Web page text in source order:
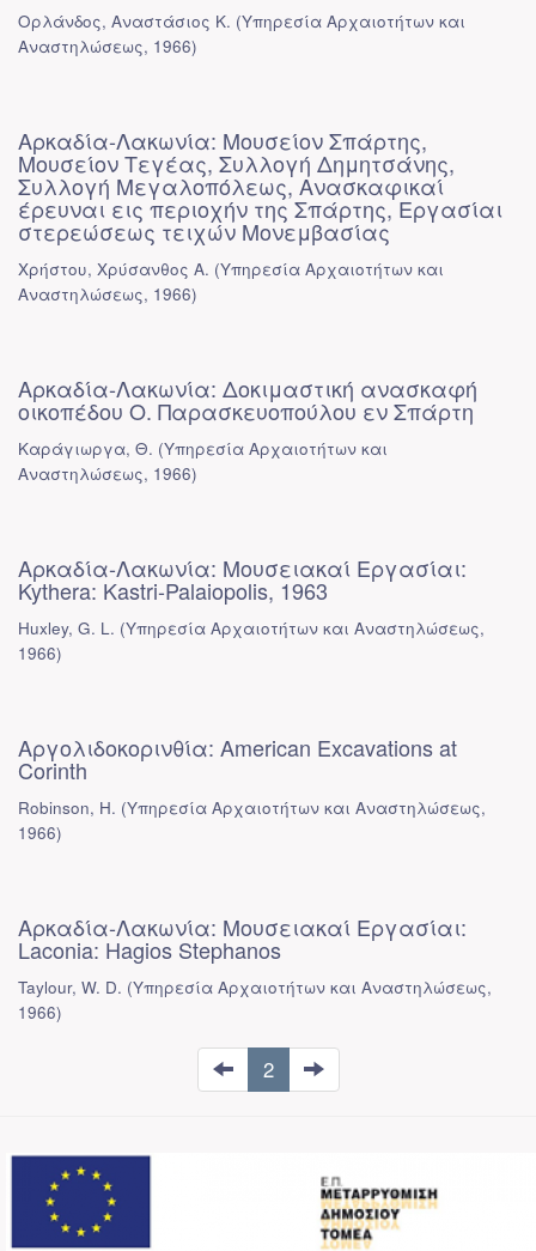
Ορλάνδος, Αναστάσιος Κ. (Υπηρεσία Αρχαιοτήτων και
Αναστηλώσεως, 1966)
Αρκαδία-Λακωνία: Μουσείον Σπάρτης,
Μουσείον Τεγέας, Συλλογή Δημητσάνης,
Συλλογή Μεγαλοπόλεως, Ανασκαφικαί
έρευναι εις περιοχήν της Σπάρτης, Εργασίαι
στερεώσεως τειχών Μονεμβασίας
Χρήστου, Χρύσανθος Α. (Υπηρεσία Αρχαιοτήτων και
Αναστηλώσεως, 1966)
Αρκαδία-Λακωνία: Δοκιμαστική ανασκαφή
οικοπέδου Ο. Παρασκευοπούλου εν Σπάρτη
Καράγιωργα, Θ. (Υπηρεσία Αρχαιοτήτων και
Αναστηλώσεως, 1966)
Αρκαδία-Λακωνία: Μουσειακαί Εργασίαι:
Kythera: Kastri-Palaiopolis, 1963
Huxley, G. L. (Υπηρεσία Αρχαιοτήτων και Αναστηλώσεως,
1966)
Αργολιδοκορινθία: American Excavations at
Corinth
Robinson, H. (Υπηρεσία Αρχαιοτήτων και Αναστηλώσεως,
1966)
Αρκαδία-Λακωνία: Μουσειακαί Εργασίαι:
Laconia: Hagios Stephanos
Taylour, W. D. (Υπηρεσία Αρχαιοτήτων και Αναστηλώσεως,
1966)
2